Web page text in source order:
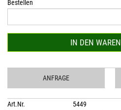
Bestellen
IN DEN
ANFRAGE
Art.Nr.
5449